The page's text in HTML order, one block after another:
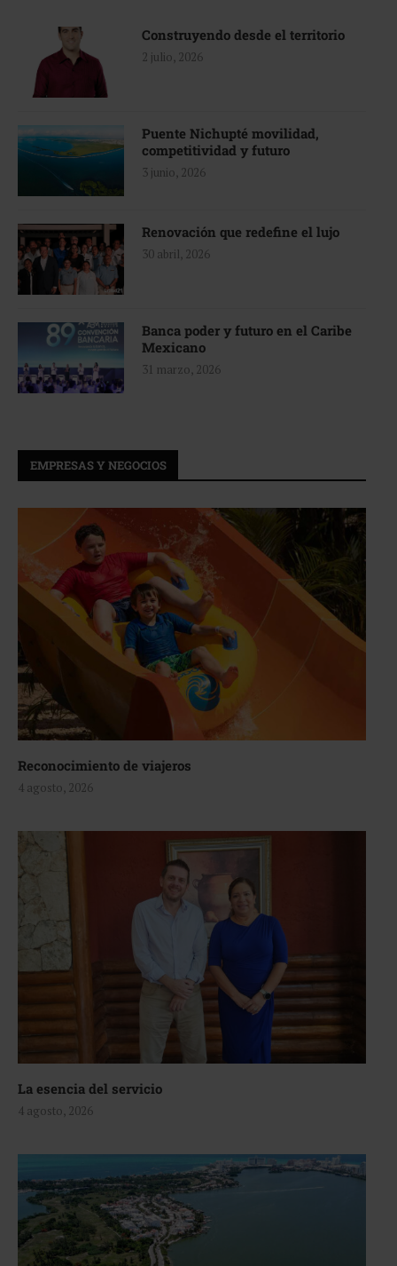
Construyendo desde el territorio
2 julio, 2026
Puente Nichupté movilidad,
competitividad y futuro
3 junio, 2026
Renovación que redefine el lujo
30 abril, 2026
Banca poder y futuro en el Caribe
Mexicano
31 marzo, 2026
EMPRESAS Y NEGOCIOS
Reconocimiento de viajeros
4 agosto, 2026
La esencia del servicio
4 agosto, 2026